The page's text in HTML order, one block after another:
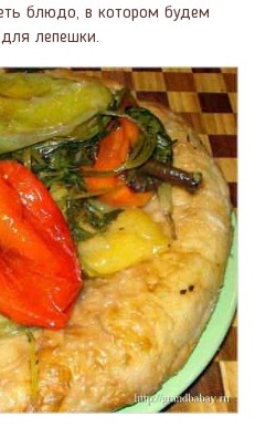
блюдо, в котором будем
лепешки.